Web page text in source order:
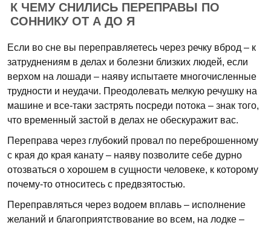
К ЧЕМУ СНИЛИСЬ ПЕРЕПРАВЫ ПО
СОННИКУ ОТ А ДО Я
Если во сне вы переправляетесь через речку вброд – к
затруднениям в делах и болезни близких людей, если
верхом на лошади – наяву испытаете многочисленные
трудности и неудачи. Преодолевать мелкую речушку на
машине и все-таки застрять посреди потока – знак того,
что временный застой в делах не обескуражит вас.
Переправа через глубокий провал по переброшенному
с края до края канату – наяву позволите себе дурно
отозваться о хорошем в сущности человеке, к которому
почему-то относитесь с предвзятостью.
Переправляться через водоем вплавь – исполнение
желаний и благоприятствование во всем, на лодке –